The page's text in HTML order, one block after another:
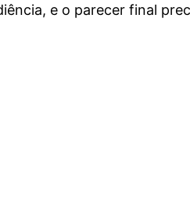
e o parecer final